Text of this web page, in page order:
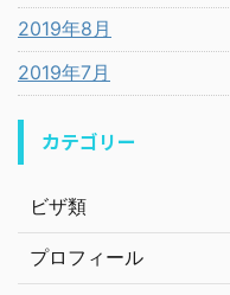
2019年8月
2019年7月
カテゴリー
ビザ類
プロフィール